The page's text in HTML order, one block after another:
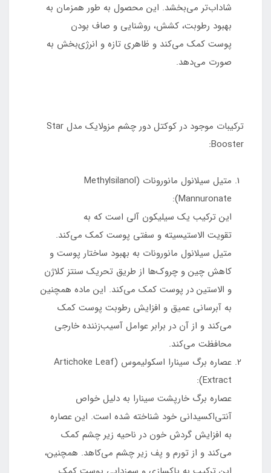
شاداب‌تر می‌بخشد. این محصول به طور همزمان به
بهبود رطوبت، کشش، روشنایی و صاف بودن
پوست کمک می‌کند و ظاهری تازه و انرژی‌بخش به
صورت می‌دهد.
ترکیبات موجود در کوکتل دور چشم مزولایک مدل Star
Booster:
متیل سیلانول مانورونات (Methylsilanol
Mannuronate):
این ترکیب یک سیلیکون آلی است که به
تقویت الاستیسیته و سفتی پوست کمک می‌کند.
متیل سیلانول مانورونات به بهبود ساختار پوست و
کاهش چین و چروک‌ها از طریق تحریک سنتز کلاژن
و الاستین در پوست کمک می‌کند. این ماده همچنین
به آبرسانی عمیق و افزایش رطوبت پوست کمک
می‌کند و از آن در برابر عوامل آسیب‌زننده خارجی
محافظت می‌کند.
عصاره برگ سینارا اسکولیموس (Artichoke Leaf
Extract):
عصاره برگ خارپشت سینارا به دلیل خواص
آنتی‌اکسیدانی خود شناخته شده است. این عصاره
به افزایش گردش خون در ناحیه زیر چشم کمک
می‌کند و از تورم و پف زیر چشم می‌کاهد. همچنین،